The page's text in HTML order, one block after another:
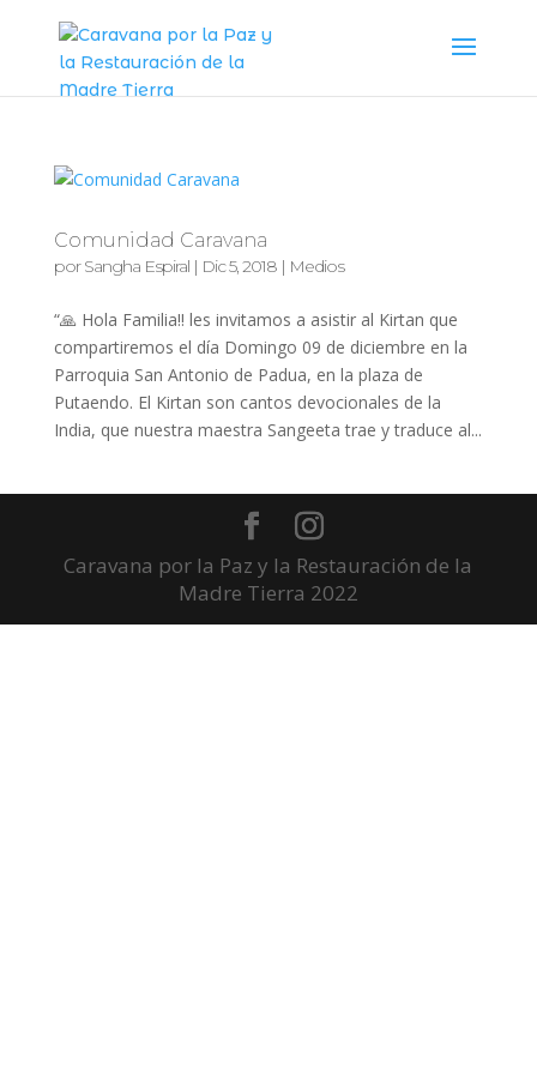
Comunidad Caravana
porSangha Espiral| Dic 5, 2018| Medios
“🙏 Hola Familia!! les invitamos a asistir al Kirtan que
compartiremos el día Domingo 09 de diciembre en la
Parroquia San Antonio de Padua, en la plaza de
Putaendo. El Kirtan son cantos devocionales de la
India, que nuestra maestra Sangeeta trae y traduce al...
Caravana por la Paz y la Restauración de la
Madre Tierra 2022